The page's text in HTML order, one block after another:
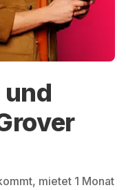
und
mietet 1 Monat